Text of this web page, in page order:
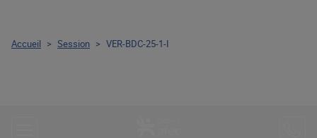
Accueil > Session > VER-BDC-25-1-I